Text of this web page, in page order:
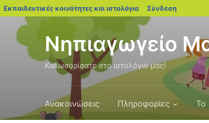
Εκπαιδευτικές κοινότητες και ιστολόγια blogs.sch.gr
Σύνδεση
Νηπιαγωγείο
Καλωσορίσατε στο ιστολόγιό μας!
Ανακοινώσεις Πληροφορίες Το